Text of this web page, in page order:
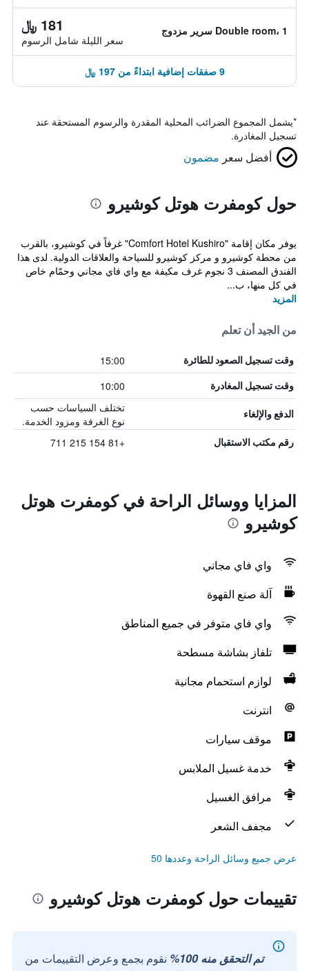
Double room، 1 سرير مزدوج 181 ﷼
سعر الليلة شامل الرسوم
9 صفقات إضافية ابتداءً من 197 ﷼
*يشمل المجموع الضرائب المحلية المقدرة والرسوم المستحقة عند
تسجيل المغادرة.
أفضل سعر مضمون
حول كومفرت هوتل كوشيرو
يوفر مكان إقامة "Comfort Hotel Kushiro" غرفاً في كوشيرو، بالقرب
من محطة كوشيرو و مركز كوشيرو للسياحة والعلاقات الدولية. لدى هذا
الفندق المصنف 3 نجوم غرف مكيفة مع واي فاي مجاني وحمّام خاص
في كل منها، ب...
المزيد
من الجيد أن تعلم
وقت تسجيل الصعود للطائرة 15:00
وقت تسجيل المغادرة 10:00
الدفع والإلغاء
تختلف السياسات حسب
نوع الغرفة ومزود الخدمة.
رقم مكتب الاستقبال +81 154 215 711
المزايا ووسائل الراحة في كومفرت هوتل
كوشيرو
واي فاي مجاني
آلة صنع القهوة
واي فاي متوفر في جميع المناطق
تلفاز بشاشة مسطحة
لوازم استحمام مجانية
انترنت
موقف سيارات
خدمة غسيل الملابس
مرافق الغسيل
مجفف الشعر
عرض جميع وسائل الراحة وعددها 50
تقييمات حول كومفرت هوتل كوشيرو
تم التحقق منه 100%
نقوم بجمع وعرض التقييمات من